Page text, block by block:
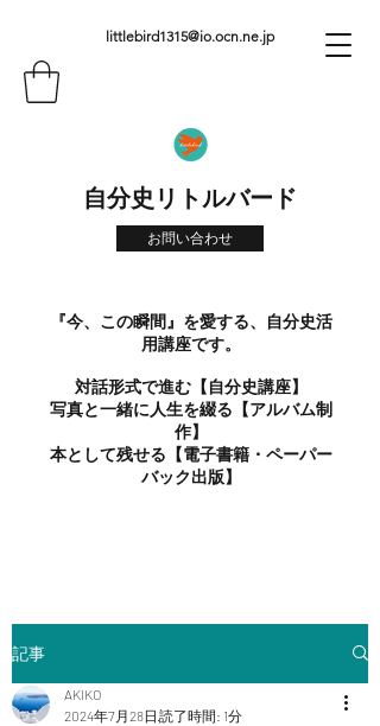
littlebird1315@io.ocn.ne.jp
自分史リトルバード
お問い合わせ
『今、この瞬間』を愛する、自分史活
用講座です。
対話形式で進む【自分史講座】
写真と一緒に人生を綴る【アルバム制
作】
本として残せる【電子書籍・ペーパー
バック出版】
記事
AKIKO
2024年7月28日 読了時間: 1分